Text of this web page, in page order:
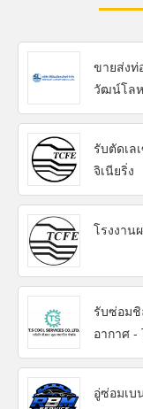
ขายส่งท่
วัฒน์โล
รับตัดเล
จิเนียริ่ง
โรงงาน
รับซ่อมชิ
อากาศ -
อู่ซ่อมเบ